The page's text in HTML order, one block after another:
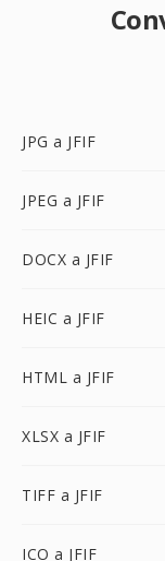
JPG a JFIF
JPEG a JFIF
DOCX a JFIF
HEIC a JFIF
HTML a JFIF
XLSX a JFIF
TIFF a JFIF
ICO a JFIF